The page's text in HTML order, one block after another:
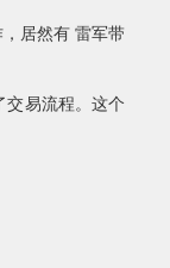
居然有 雷军带
交易流程。这个